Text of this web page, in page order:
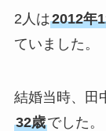
2人は2012年
ていました。
結婚当時、田
32歳でした。